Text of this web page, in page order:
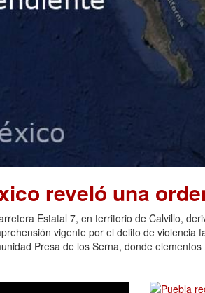
reveló una
Estatal 7, en territorio de Calvillo,
vigente por el delito de violencia
Presa de los Serna, donde elementos